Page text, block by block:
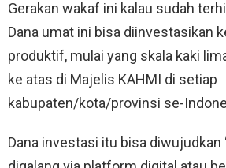
Gerakan wakaf ini kalau sudah
Dana umat ini bisa diinvestasikan
produktif, mulai yang skala kaki
ke atas di Majelis KAHMI di setiap
kabupaten/kota/provinsi se-
Dana investasi itu bisa diwujudkan